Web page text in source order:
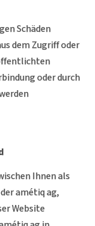
Schäden
dem Zugriff oder
oder durch
Ihnen als
amétiq ag,
Website